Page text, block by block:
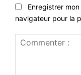
Enregistrer
navigateur pour la